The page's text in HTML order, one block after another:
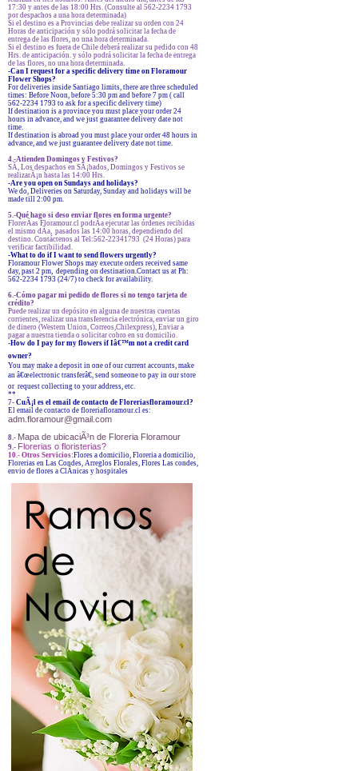
17:30 y antes de las 18:00 Hrs. (Consulte al 562-2234 1793
por despachos a una hora determinada)
Si el destino es a Provincias debe realizar su orden con 24
Horas de anticipación y sólo podrá solicitar la fecha de
entrega de las flores, no una hora determinada.
Si el destino es fuera de Chile deberá realizar su pedido con 48
Hrs. de anticipación. y sólo podrá solicitar la fecha de entrega
de las flores, no una hora determinada.
-Can I request for a specific delivery time on Floramour
Flower Shops?
For deliveries inside Santiago limits, there are three scheduled
times: Before Noon, before 5:30 pm and before 7 pm ( call
562-2234 1793 to ask for a specific delivery time)
If destination is a province you must place your order 24
hours in advance, and we just guarantee delivery date not
time.
If destination is abroad you must place your order 48 hours in
advance, and we just guarantee delivery date not time.
4.-Atienden Domingos y Festivos?
SÃ­, Los despachos en SÃ¡bados, Domingos y Festivos se
realizarÃ¡n hasta las 14:00 Hrs.
-Are you open on Sundays and holidays?
We do, Deliveries on Saturday, Sunday and holidays will be
made till 2:00 pm.
5.-Qué hago si deso enviar flores en forma urgente?
FlorerÃ­as Floramour.cl podrÃ­a ejecutar las órdenes recibidas
el mismo dÃ­a, pasados las 14:00 horas, dependiendo del
destino. Contáctenos al Tel:562-22341793 (24 Horas) para
verificar factibilidad.
-What to do if I want to send flowers urgently?
Floramour Flower Shops may execute orders received same
day, past 2 pm, depending on destination.Contact us at Ph:
562-2234 1793 (24/7) to check for availability.
6.-Cómo pagar mi pedido de flores si no tengo tarjeta de
crédito?
Puede realizar un depósito en alguna de nuestras cuentas
corrientes, realizar una transferencia electrónica, enviar un giro
de dinero (Western Union, Correos,Chilexpress), Enviar a
pagar a nuestra tienda o solicitar cobro en su domicilio.
-How do I pay for my flowers if Iâ€™m not a credit card
owner?
You may make a deposit in one of our current accounts, make
an â€œelectronic transferâ€, send someone to pay in our store
or request collecting to your address, etc.
**
7- CuÃ¡l es el email de contacto de Floreriasfloramour.cl?
El email de contacto de floreriafloramour.cl es:
adm.floramour@gmail.com
8.- Mapa de ubicaciÃ³n de Floreria Floramour
9.- Florerias o floristerias?
10.- Otros Servicios:Flores a domicilio, Floreria a domicilio,
Florerias en Las Condes, Arreglos Florales, Flores Las condes,
envio de flores a ClÃ­nicas y hospitales